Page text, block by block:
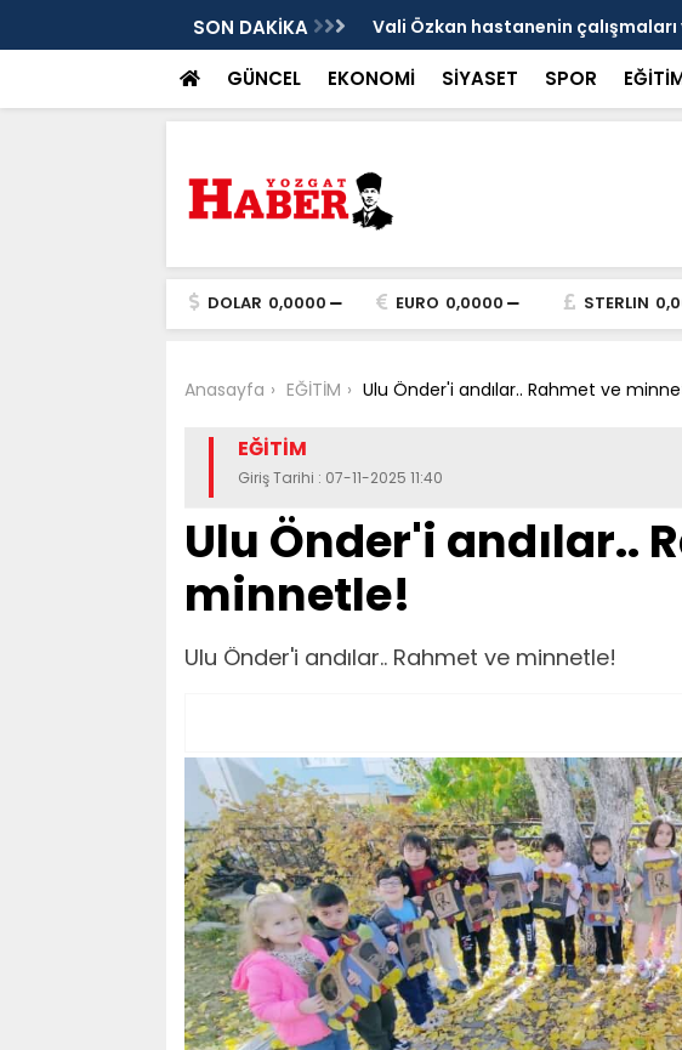
SON DAKİKA Vali Özkan hastanenin
GÜNCEL EKONOMİ SİYASET SPOR
DOLAR 0,0000 EURO 0,0000 STERLIN
Anasayfa EĞİTİM Ulu Önder'i andılar.. Rahmet ve
EĞİTİM
Giriş Tarihi : 07-11-2025 11:40
Ulu Önder'i andılar..
minnetle!
Ulu Önder'i andılar.. Rahmet ve minnetle!